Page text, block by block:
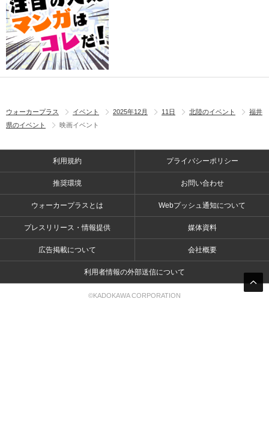
ウォーカープラス イベント 2025年12月 11日 北陸のイベント
福井
県のイベント
映画イベント
利用規約 プライバシーポリシー
推奨環境 お問い合わせ
ウォーカープラスとは Webプッシュ通知について
プレスリリース・情報提供 媒体資料
広告掲載について 会社概要
利用者情報の外部送信について
©KADOKAWA CORPORATION